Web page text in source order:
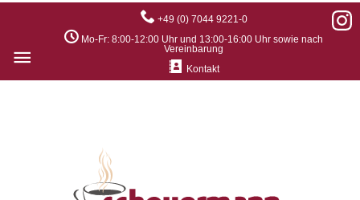
+49 (0) 7044 9221-0
Mo-Fr: 8:00-12:00 Uhr und 13:00-16:00 Uhr sowie nach
Vereinbarung
Kontakt
Hauptmenü